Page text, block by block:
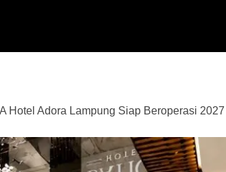
Hotel Adora Lampung Siap Beroperasi 2027